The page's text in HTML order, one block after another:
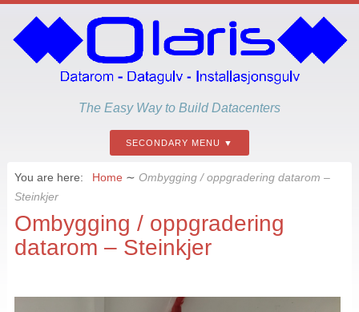
The Easy Way to Build Datacenters
SECONDARY MENU
You are here: Home ∼ Ombygging / oppgradering datarom –
Steinkjer
Ombygging / oppgradering
datarom – Steinkjer